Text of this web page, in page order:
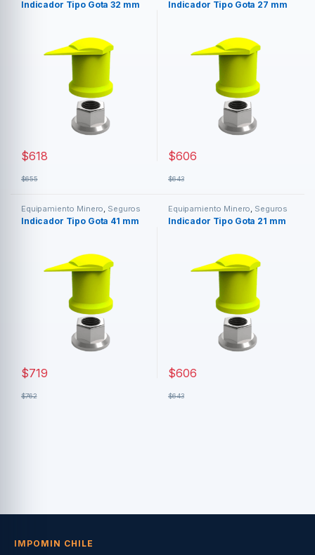
Indicador Tipo Gota 32 mm
$618
$655
Indicador Tipo Gota 27 mm
$606
$643
Equipamiento Minero Seguros
Traba Tuercas
Indicador Tipo Gota 41 mm
$719
$762
Equipamiento Minero Seguros
Traba Tuercas
Indicador Tipo Gota 21 mm
$606
$643
IMPOMIN CHILE